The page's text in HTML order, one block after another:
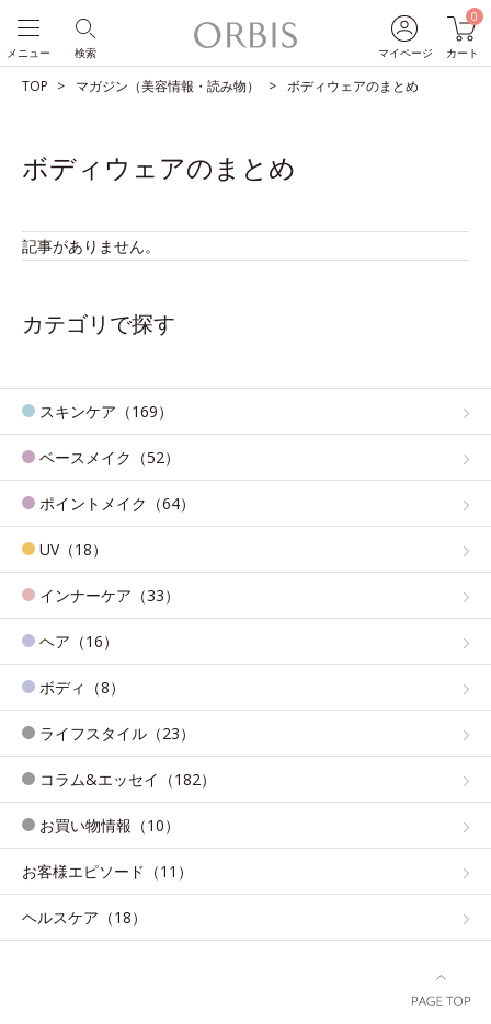
マイページ
0
カート
検索
メニュー
TOP マガジン（美容情報・読み物） ボディウェアのまとめ
ボディウェアのまとめ
記事がありません。
カテゴリで探す
スキンケア（169）
ベースメイク（52）
ポイントメイク（64）
UV（18）
インナーケア（33）
ヘア（16）
ボディ（8）
ライフスタイル（23）
コラム&エッセイ（182）
お買い物情報（10）
お客様エピソード（11）
ヘルスケア（18）